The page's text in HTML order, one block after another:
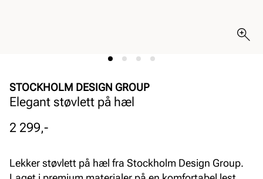
STOCKHOLM DESIGN GROUP
Elegant støvlett på hæl
Pris
2 299,-
Lekker støvlett på hæl fra Stockholm Design Group.